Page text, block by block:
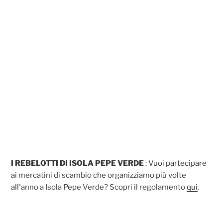
I REBELOTTI DI ISOLA PEPE VERDE: Vuoi partecipare
ai mercatini di scambio che organizziamo più volte
all'anno a Isola Pepe Verde? Scopri il regolamentoqui.